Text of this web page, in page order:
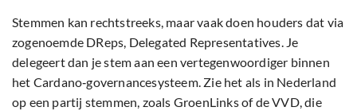
Stemmen kan rechtstreeks, maar vaak doen houders dat via
zogenoemde DReps, Delegated Representatives. Je
delegeert dan je stem aan een vertegenwoordiger binnen
het Cardano‑governancesysteem. Zie het als in Nederland
op een partij stemmen, zoals GroenLinks of de VVD, die